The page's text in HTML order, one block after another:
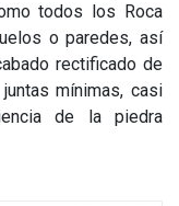
todos los Roca
o paredes, así
rectificado de
mínimas, casi
de la piedra